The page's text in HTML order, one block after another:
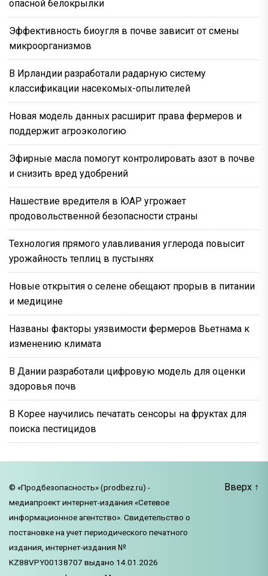
опасной белокрылки
Эффективность биоугля в почве зависит от смены
микроорганизмов
В Ирландии разработали радарную систему
классификации насекомых-опылителей
Новая модель данных расширит права фермеров и
поддержит агроэкологию
Эфирные масла помогут контролировать азот в почве
и снизить вред удобрений
Нашествие вредителя в ЮАР угрожает
продовольственной безопасности страны
Технология прямого улавливания углерода повысит
урожайность теплиц в пустынях
Новые открытия о селене обещают прорыв в питании
и медицине
Названы факторы уязвимости фермеров Вьетнама к
изменению климата
В Дании разработали цифровую модель для оценки
здоровья почв
В Корее научились печатать сенсоры на фруктах для
поиска пестицидов
© «Продбезопасность» (prodbez.ru) -
медиапроект интернет-издания «Сетевое
информационное агентство». Свидетельство о
постановке на учет периодического печатного
издания, интернет-издания №
KZ88VPY00138707 выдано 14.01.2026
Вверх ↑